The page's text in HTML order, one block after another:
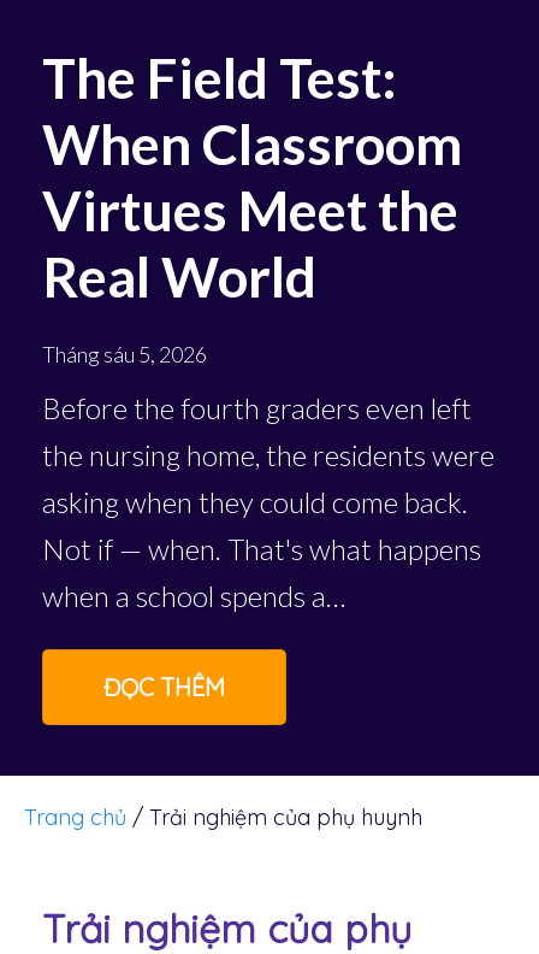
The Field Test:
When Classroom
Virtues Meet the
Real World
Tháng sáu 5, 2026
Before the fourth graders even left
the nursing home, the residents were
asking when they could come back.
Not if — when. That's what happens
when a school spends a…
ĐỌC THÊM
Trang chủ / Trải nghiệm của phụ huynh
Trải nghiệm của phụ